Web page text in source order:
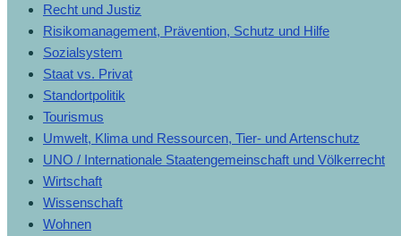
Recht und Justiz
Risikomanagement, Prävention, Schutz und Hilfe
Sozialsystem
Staat vs. Privat
Standortpolitik
Tourismus
Umwelt, Klima und Ressourcen, Tier- und Artenschutz
UNO / Internationale Staatengemeinschaft und Völkerrecht
Wirtschaft
Wissenschaft
Wohnen